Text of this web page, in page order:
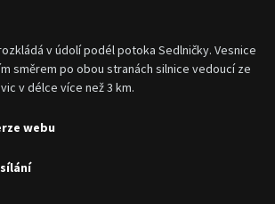
v údolí podél potoka Sedlničky. Vesnice
směrem po obou stranách silnice vedoucí ze
v délce více než 3 km.
webu